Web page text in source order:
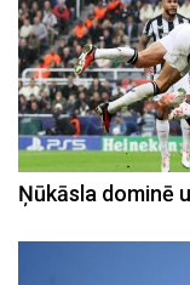
Ņūkāsla dominē